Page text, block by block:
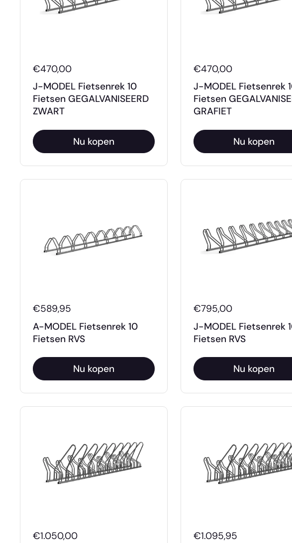
€470,00
J-MODEL Fietsenrek 10
Fietsen GEGALVANISEERD
ZWART
Nu kopen
€470,00
J-MODEL Fietsenrek
Fietsen
GRAFIET
Nu kopen
€589,95
A-MODEL Fietsenrek 10
Fietsen RVS
Nu kopen
€795,00
J-MODEL Fietsenrek
Fietsen RVS
Nu kopen
€1.050,00
€1.095,95